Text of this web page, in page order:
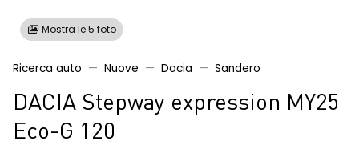
Mostra le 5 foto
Ricerca auto Nuove Dacia Sandero
DACIA Stepway expression MY25
Eco-G 120